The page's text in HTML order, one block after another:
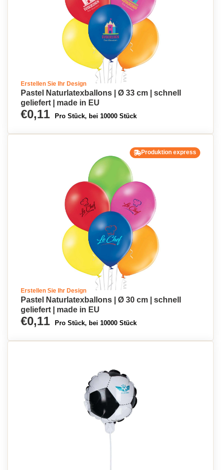
Erstellen Sie Ihr Design
Pastel Naturlatexballons | Ø 33 cm | schnell
geliefert | made in EU
€0,11 Pro Stück, bei 10000 Stück
Produktion express
Erstellen Sie Ihr Design
Pastel Naturlatexballons | Ø 30 cm | schnell
geliefert | made in EU
€0,11 Pro Stück, bei 10000 Stück